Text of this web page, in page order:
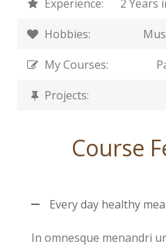
Experience:
2 Years
Hobbies:
My Courses:
Projects:
Course
Every day healthy
In omnesque menandri